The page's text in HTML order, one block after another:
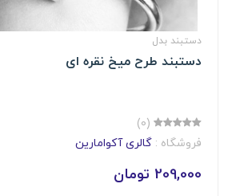
دستبند بدل
دستبند طرح میخ نقره ای
(0)
فروشگاه : گالری آکوامارین
209,000 تومان